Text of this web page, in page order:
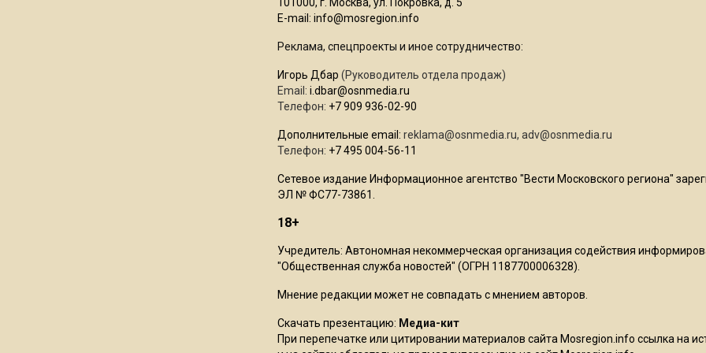
E-mail: info@mosregion.info
Реклама, спецпроекты и иное сотрудничество:
Игорь Дбар (Руководитель отдела продаж)
Email: i.dbar@osnmedia.ru
Телефон: +7 909 936-02-90
Дополнительные email: reklama@osnmedia.ru, adv@osnmedia.ru
Телефон: +7 495 004-56-11
Сетевое издание Информационное агентство "Вести Московского региона"
ЭЛ № ФС77-73861.
18+
Учредитель: Автономная некоммерческая организация содействия
"Общественная служба новостей" (ОГРН 1187700006328).
Мнение редакции может не совпадать с мнением авторов.
Скачать презентацию: Медиа-кит
При перепечатке или цитировании материалов сайта Mosregion.info ссылка на